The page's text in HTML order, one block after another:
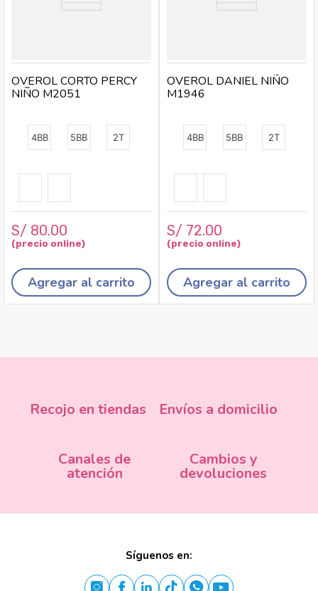
4BB 5BB 2T
OVEROL CORTO PERCY
NIÑO M2051
S/ 80.00
Agregar al carrito
4BB 5BB 2T
OVEROL DANIEL NIÑO
M1946
S/ 72.00
Agregar al carrito
Recojo en tiendas Envíos a domicilio
Canales de
atención
Cambios y
devoluciones
Síguenos en: